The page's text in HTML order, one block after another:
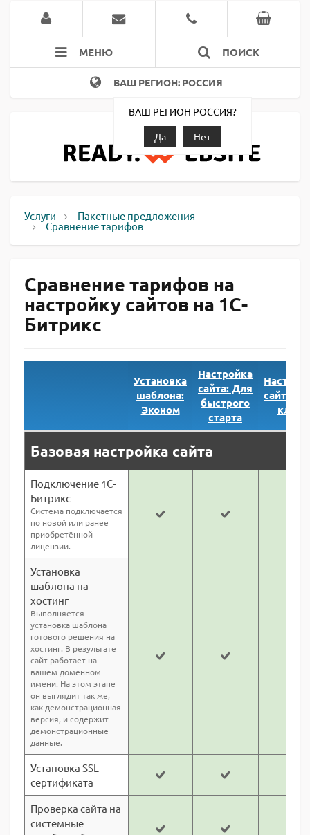
МЕНЮ ПОИСК
ВАШ РЕГИОН: РОССИЯ
ВАШ РЕГИОН РОССИЯ?
Да
Нет
Услуги Пакетные предложения
Сравнение тарифов
Сравнение тарифов на
настройку сайтов на 1С-
Битрикс
Установка
шаблона:
Эконом
Настройка
сайта: Для
быстрого
старта
сайта:
ключ
Базовая настройка сайта
Подключение 1С-
Битрикс
Система подключается
по новой или ранее
приобретённой
лицензии.
Установка
шаблона на
хостинг
Выполняется
установка шаблона
готового решения на
хостинг. В результате
сайт работает на
вашем доменном
имени. На этом этапе
он выглядит так же,
как демонстрационная
версия, и содержит
демонстрационные
данные.
Установка SSL-
сертификата
Проверка сайта на
системные